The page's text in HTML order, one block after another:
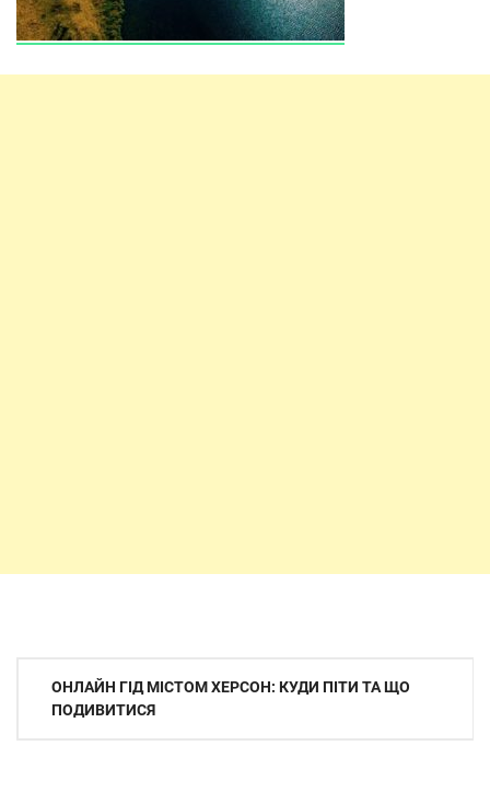
Навігація
записів
ОНЛАЙН ГІД МІСТОМ ХЕРСОН: КУДИ ПІТИ ТА ЩО
ПОДИВИТИСЯ